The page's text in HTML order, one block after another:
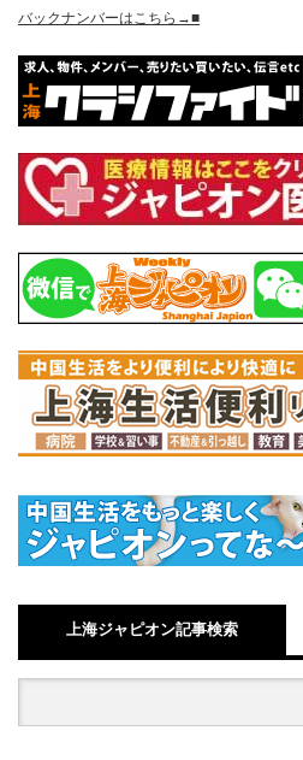
バックナンバーはこちら→■
上海ジャピオン記事検索